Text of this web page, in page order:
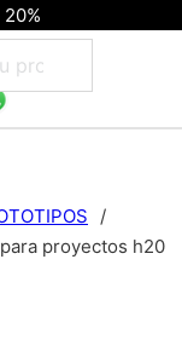
/
proyectos h20